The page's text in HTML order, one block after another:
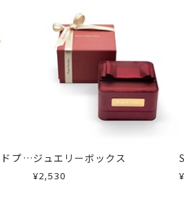
ビックジルコニア
1ヶ月以内を目安に発送いたします。
載のある目安日数を頂戴し、一から
ださい。事前に現在の納期状況を確
メールにてご案内いたします。
、万が一不良品の場合、またはご
電話またはお問い合わせフォームよ
プレ
)
ジュエリーボックス
¥2,530